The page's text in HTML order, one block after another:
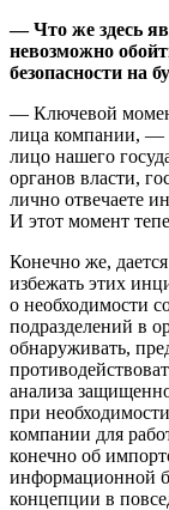
— Что же здесь
невозможно
безопасности на
— Ключевой
лица компании, —
лицо нашего
органов власти,
лично отвечаете
И этот момент
Конечно же,
избежать этих
о необходимости
подразделений в
обнаруживать,
анализа
при
компании для
конечно об
информационной
концепции в